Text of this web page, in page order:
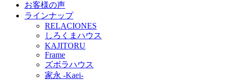
お客様の声
ラインナップ
RELACIONES
しろくまハウス
KAJITORU
Frame
ズボラハウス
家永 -Kaei-